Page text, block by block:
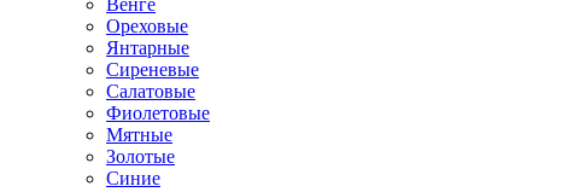
Ореховые
Янтарные
Сиреневые
Салатовые
Фиолетовые
Мятные
Золотые
Синие